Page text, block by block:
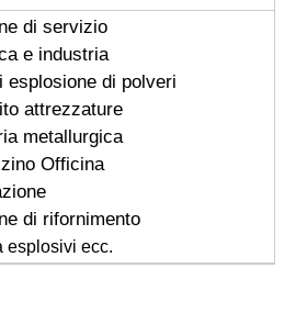
di servizio
e industria
esplosione di polveri
attrezzature
metallurgica
Officina
di rifornimento
esplosivi ecc.